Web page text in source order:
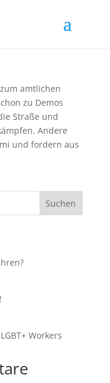
amtlichen
zu Demos
Straße und
Andere
und fordern aus
Suchen
Workers